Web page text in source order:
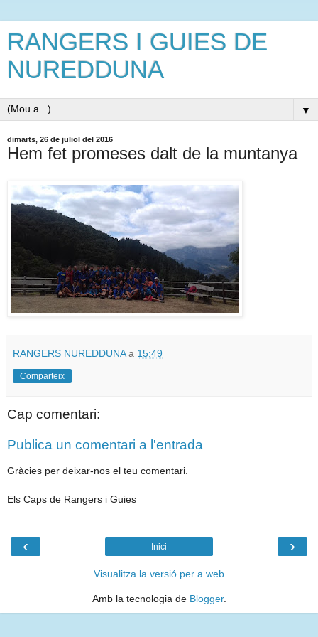
RANGERS I GUIES DE
NUREDDUNA
▼
dimarts, 26 de juliol del 2016
Hem fet promeses dalt de la muntanya
RANGERS NUREDDUNA a 15:49
Comparteix
Cap comentari:
Publica un comentari a l'entrada
Gràcies per deixar-nos el teu comentari.
Els Caps de Rangers i Guies
‹ ›
Inici
Visualitza la versió per a web
Amb la tecnologia de Blogger.